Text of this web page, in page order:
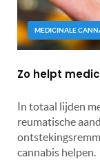
MEDICINALE
Zo helpt
In totaal lijden
reumatische
cannabis helpen.